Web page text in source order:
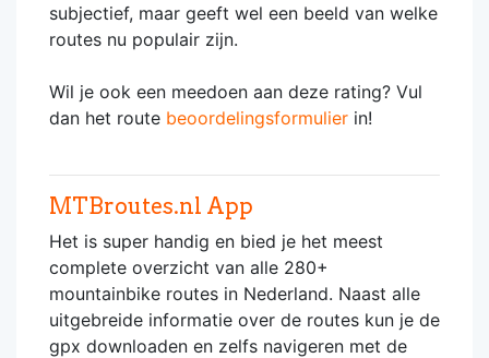
subjectief, maar geeft wel een beeld van welke
routes nu populair zijn.
Wil je ook een meedoen aan deze rating? Vul
dan het route beoordelingsformulier in!
MTBroutes.nl App
Het is super handig en bied je het meest
complete overzicht van alle 280+
mountainbike routes in Nederland. Naast alle
uitgebreide informatie over de routes kun je de
gpx downloaden en zelfs navigeren met de